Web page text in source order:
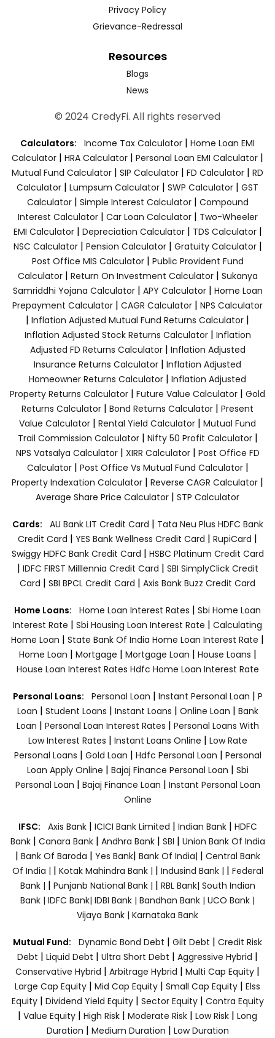
Privacy Policy
Grievance-Redressal
Resources
Blogs
News
© 2024 CredyFi. All rights reserved
Calculators: Income Tax Calculator | Home Loan EMI
Calculator | HRA Calculator | Personal Loan EMI Calculator |
Mutual Fund Calculator | SIP Calculator | FD Calculator | RD
Calculator | Lumpsum Calculator | SWP Calculator | GST
Calculator| Simple Interest Calculator| Compound
Interest Calculator| Car Loan Calculator| Two-Wheeler
EMI Calculator| Depreciation Calculator| TDS Calculator|
NSC Calculator| Pension Calculator| Gratuity Calculator|
Post Office MIS Calculator| Public Provident Fund
Calculator| Return On Investment Calculator| Sukanya
Samriddhi Yojana Calculator| APY Calculator| Home Loan
Prepayment Calculator | CAGR Calculator | NPS Calculator
| Inflation Adjusted Mutual Fund Returns Calculator |
Inflation Adjusted Stock Returns Calculator| Inflation
Adjusted FD Returns Calculator| Inflation Adjusted
Insurance Returns Calculator | Inflation Adjusted
Homeowner Returns Calculator | Inflation Adjusted
Property Returns Calculator | Future Value Calculator | Gold
Returns Calculator | Bond Returns Calculator | Present
Value Calculator | Rental Yield Calculator | Mutual Fund
Trail Commission Calculator| Nifty 50 Profit Calculator|
NPS Vatsalya Calculator| XIRR Calculator| Post Office FD
Calculator| Post Office Vs Mutual Fund Calculator|
Property Indexation Calculator | Reverse CAGR Calculator |
Average Share Price Calculator | STP Calculator
Cards: AU Bank LIT Credit Card | Tata Neu Plus HDFC Bank
Credit Card | YES Bank Wellness Credit Card | RupiCard |
Swiggy HDFC Bank Credit Card | HSBC Platinum Credit Card
| IDFC FIRST Milllennia Credit Card | SBI SimplyClick Credit
Card | SBI BPCL Credit Card | Axis Bank Buzz Credit Card
Home Loans: Home Loan Interest Rates | Sbi Home Loan
Interest Rate | Sbi Housing Loan Interest Rate | Calculating
Home Loan | State Bank Of India Home Loan Interest Rate |
Home Loan | Mortgage | Mortgage Loan | House Loans |
House Loan Interest Rates Hdfc Home Loan Interest Rate
Personal Loans: Personal Loan | Instant Personal Loan | P
Loan | Student Loans | Instant Loans | Online Loan | Bank
Loan | Personal Loan Interest Rates | Personal Loans With
Low Interest Rates | Instant Loans Online | Low Rate
Personal Loans | Gold Loan | Hdfc Personal Loan | Personal
Loan Apply Online | Bajaj Finance Personal Loan | Sbi
Personal Loan | Bajaj Finance Loan | Instant Personal Loan
Online
IFSC: Axis Bank | ICICI Bank Limited | Indian Bank | HDFC
Bank| Canara Bank | Andhra Bank| SBI | Union Bank Of India
| Bank Of Baroda | Yes Bank| Bank Of India| | Central Bank
Of India | | Kotak Mahindra Bank | | Indusind Bank | | Federal
Bank | | Punjanb National Bank | | RBL Bank| South Indian
Bank | IDFC Bank| IDBI Bank | Bandhan Bank | UCO Bank |
Vijaya Bank | Karnataka Bank
Mutual Fund: Dynamic Bond Debt | Gilt Debt | Credit Risk
Debt | Liquid Debt | Ultra Short Debt | Aggressive Hybrid |
Conservative Hybrid | Arbitrage Hybrid | Multi Cap Equity |
Large Cap Equity | Mid Cap Equity | Small Cap Equity | Elss
Equity| Dividend Yield Equity| Sector Equity | Contra Equity
| Value Equity | High Risk | Moderate Risk | Low Risk | Long
Duration | Medium Duration | Low Duration